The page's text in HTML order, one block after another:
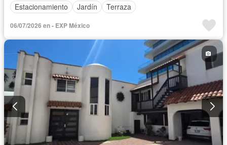
Estacionamiento
Jardín Terraza
06/07/2026 en - EXP México